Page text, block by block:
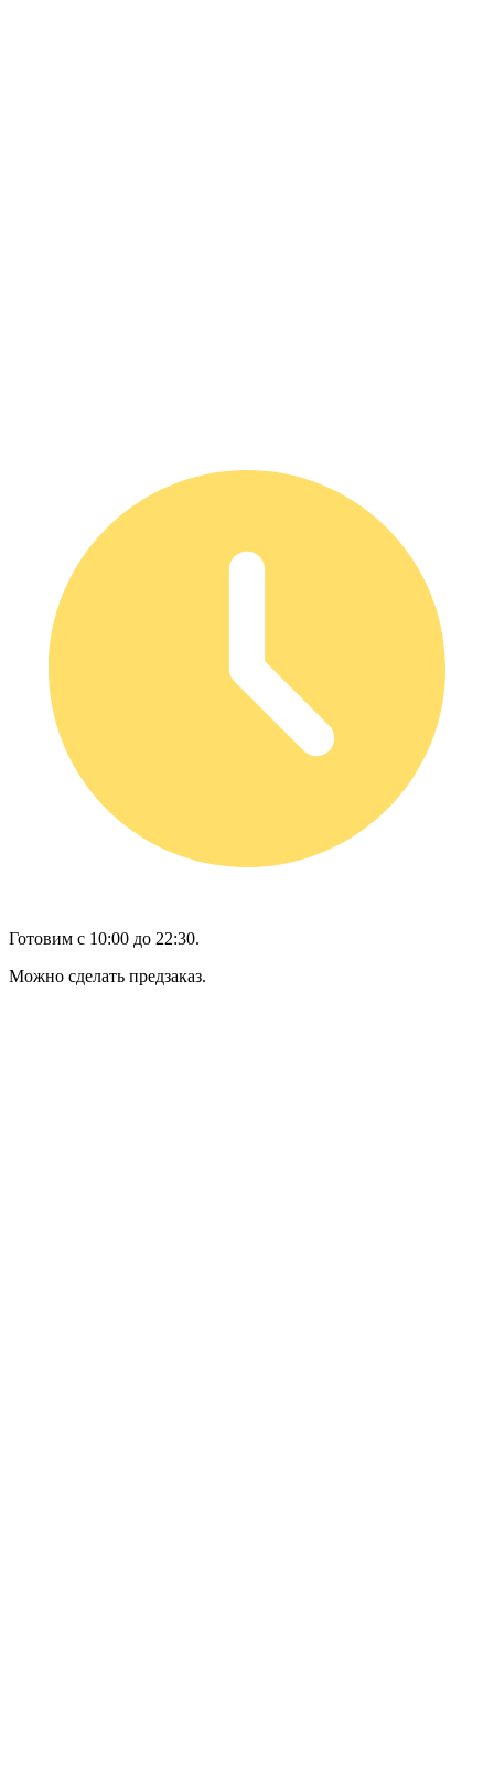
Готовим с 10:00 до 22:30.
Можно сделать предзаказ.